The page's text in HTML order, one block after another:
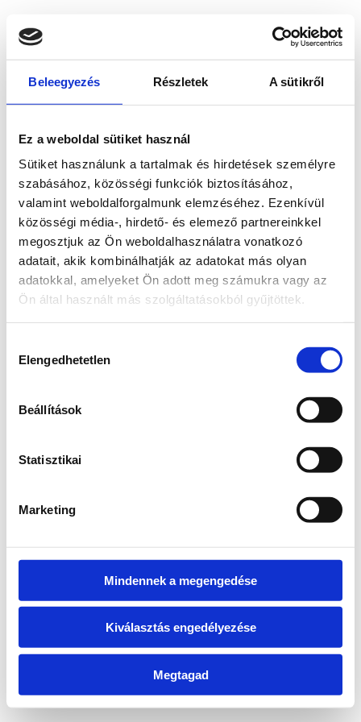
Beleegyezés Részletek A sütikről
Ez a weboldal sütiket használ
Sütiket használunk a tartalmak és hirdetések személyre
szabásához, közösségi funkciók biztosításához,
valamint weboldalforgalmunk elemzéséhez. Ezenkívül
közösségi média-, hirdető- és elemező partnereinkkel
megosztjuk az Ön weboldalhasználatra vonatkozó
adatait, akik kombinálhatják az adatokat más olyan
adatokkal, amelyeket Ön adott meg számukra vagy az
Ön által használt más szolgáltatásokból gyűjtöttek.
kiválasztása
Elengedhetetlen
Beállítások
Statisztikai
Marketing
Mindennek a megengedése
Kiválasztás engedélyezése
Megtagad
loadingwww.bicapp.hu
(see the browser console for more